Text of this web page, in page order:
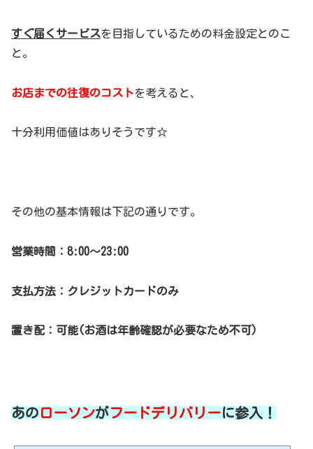
すぐ届くサービスを目指しているための料金設定とのこ
と。
お店までの往復のコストを考えると、
十分利用価値はありそうです☆
その他の基本情報は下記の通りです。
営業時間：8:00～23:00
支払方法：クレジットカードのみ
置き配：可能(お酒は年齢確認が必要なため不可)
あの ローソンがフードデリバリーに参入！